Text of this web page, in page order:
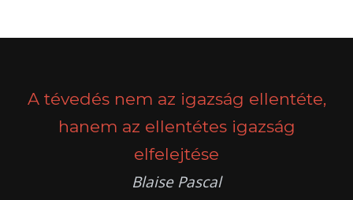
A tévedés nem az igazság ellentéte,
hanem az ellentétes igazság
elfelejtése
Blaise Pascal